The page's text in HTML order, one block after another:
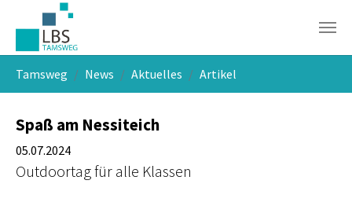
Skip to main navigation
Skip to main content
Skip to page footer
Tamsweg News Aktuelles Artikel
Spaß am Nessiteich
05.07.2024
Outdoortag für alle Klassen